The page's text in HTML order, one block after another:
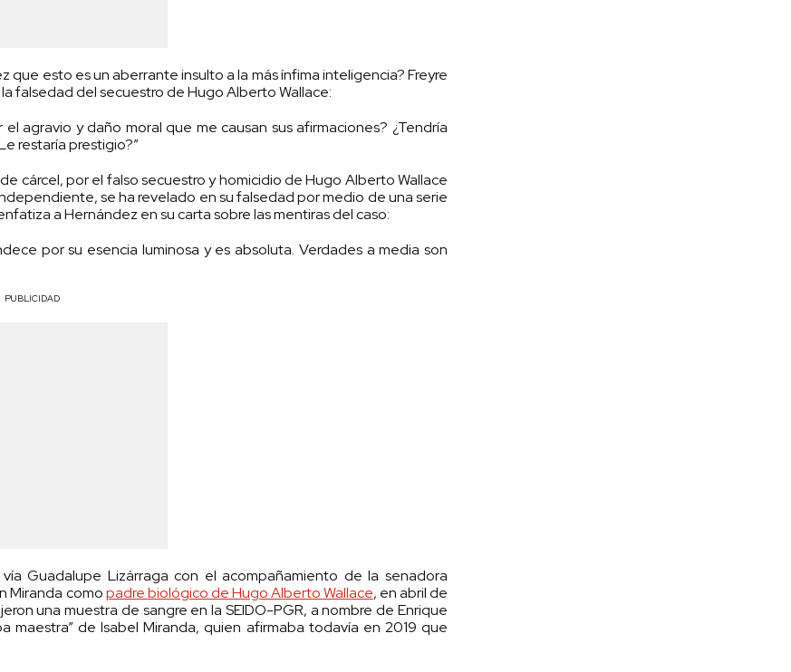
esto es un aberrante insulto a la más ínfima inteligencia? Freyre
falsedad del secuestro de Hugo Alberto Wallace:
agravio y daño moral que me causan sus afirmaciones? ¿Tendría
restaría prestigio?”
cárcel, por el falso secuestro y homicidio de Hugo Alberto Wallace
se ha revelado en su falsedad por medio de una serie
a Hernández en su carta sobre las mentiras del caso:
por su esencia luminosa y es absoluta. Verdades a media son
PUBLICIDAD
Guadalupe Lizárraga con el acompañamiento de la senadora
Miranda comopadre biológico de Hugo Alberto Wallace, en abril de
una muestra de sangre en la SEIDO-PGR, a nombre de Enrique
maestra” de Isabel Miranda, quien afirmaba todavía en 2019 que